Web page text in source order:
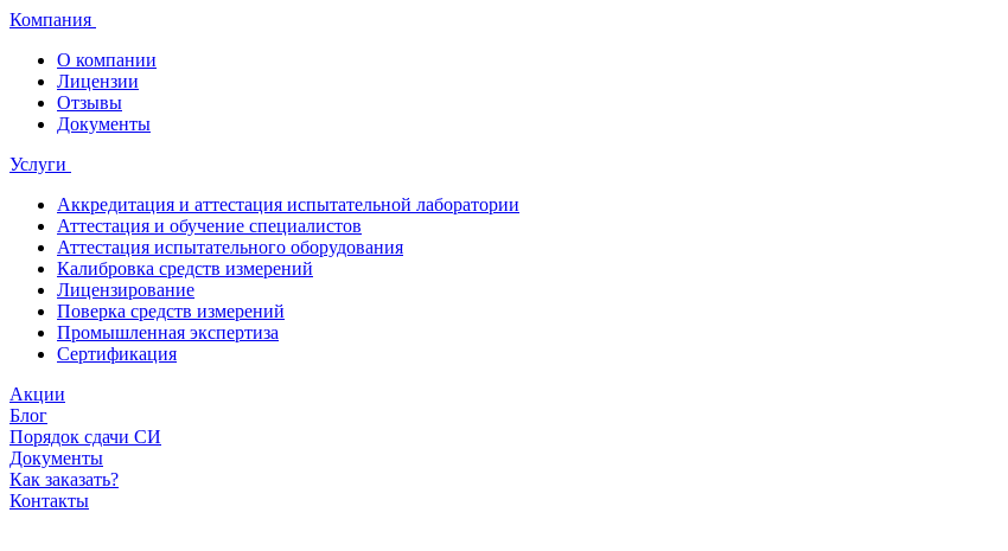
Компания
О компании
Лицензии
Отзывы
Документы
Услуги
Аккредитация и аттестация испытательной лаборатории
Аттестация и обучение специалистов
Аттестация испытательного оборудования
Калибровка средств измерений
Лицензирование
Поверка средств измерений
Промышленная экспертиза
Сертификация
Акции
Блог
Порядок сдачи СИ
Документы
Как заказать?
Контакты